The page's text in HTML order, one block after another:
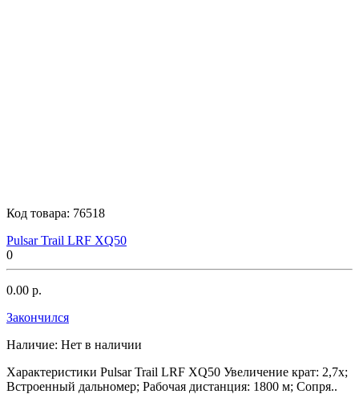
Код товара: 76518
Pulsar Trail LRF XQ50
0
0.00 р.
Закончился
Наличие: Нет в наличии
Характеристики Pulsar Trail LRF XQ50 Увеличение крат: 2,7х;
Встроенный дальномер; Рабочая дистанция: 1800 м; Сопря..